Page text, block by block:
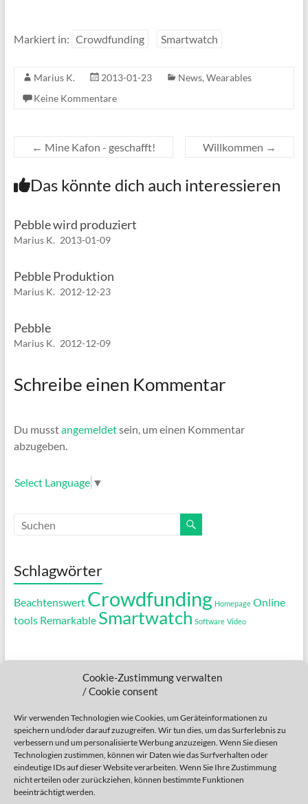
Cookie-Zustimmung verwalten
/ Cookie consent
Wir verwenden Technologien wie Cookies, um Geräteinformationen zu
speichern und/oder darauf zuzugreifen. Wir tun dies, um das Surferlebnis zu
verbessern und um personalisierte Werbung anzuzeigen. Wenn Sie diesen
Technologien zustimmen, können wir Daten wie das Surfverhalten oder
eindeutige IDs auf dieser Website verarbeiten. Wenn Sie Ihre Zustimmung
nicht erteilen oder zurückziehen, können bestimmte Funktionen
beeinträchtigt werden.
Markiert in: Crowdfunding Smartwatch
Marius K. 2013-01-23 News, Wearables
Keine Kommentare
← Mine Kafon - geschafft! Willkommen →
Das könnte dich auch interessieren
Pebble wird produziert
Marius K. 2013-01-09
Pebble Produktion
Marius K. 2012-12-23
Pebble
Marius K. 2012-12-09
Schreibe einen Kommentar
Du musstangemeldetsein, um einen Kommentar
abzugeben.
Select Language ▼
Schlagwörter
Beachtenswert Crowdfunding Homepage Online
tools Remarkable Smartwatch Software Video
.....